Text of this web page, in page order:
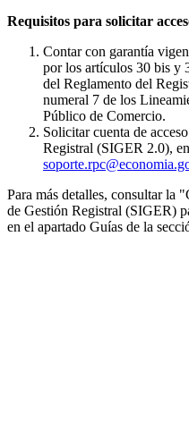
Requisitos para solicitar
Contar con garantía
por los artículos 30 bis y
del Reglamento del
numeral 7 de los
Público de Comercio.
Solicitar cuenta de
Registral (SIGER 2.0),
Para más detalles, consultar la
de Gestión Registral (SIGER)
en el apartado Guías de la